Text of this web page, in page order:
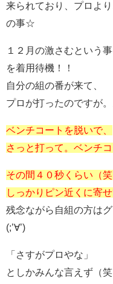
来られており、プロよ
の事☆
１２月の激さむという
を着用待機！！
自分の組の番が来て、
プロが打ったのですが
ベンチコートを脱いで、
さっと打って。ベンチ
その間４０秒くらい（笑
しっかりピン近くに寄
残念ながら自組の方は
(;’∀’)
「さすがプロやな」
としかみんな言えず（笑